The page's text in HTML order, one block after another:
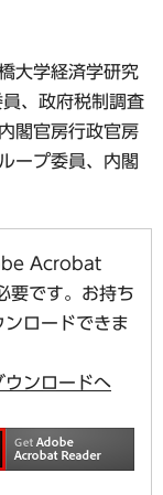
大学経済学研究
、政府税制調査
閣官房行政官房
ープ委員、内閣
Acrobat
です。お持ち
ロードできま
ンロードへ